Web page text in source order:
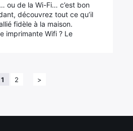
ou de la Wi-Fi… c’est bon
découvrez tout ce qu’il
fidèle à la maison.
imprimante Wifi ? Le
1 2 >